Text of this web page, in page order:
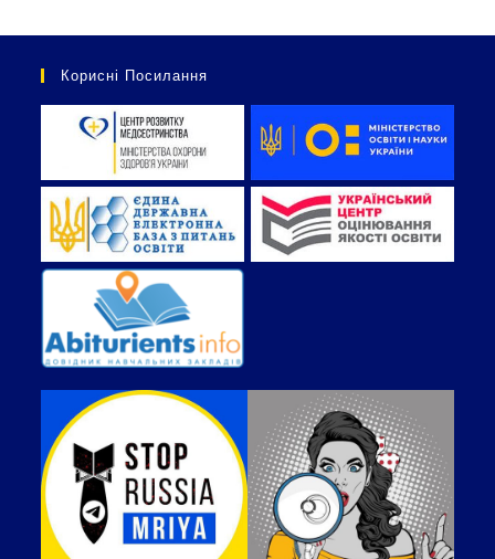
Корисні Посилання